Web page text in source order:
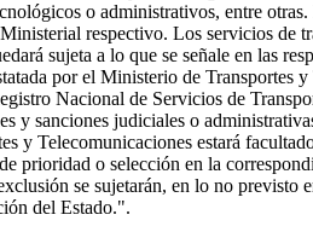
o administrativos, entre
respectivo. Los servicios de
sujeta a lo que se señale en las
por el Ministerio de
Nacional de Servicios de
sanciones judiciales o
Telecomunicaciones estará
prioridad o selección en la
se sujetarán, en lo no previsto
del Estado.".